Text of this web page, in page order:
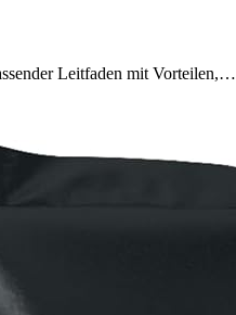
Leitfaden mit Vorteilen,…